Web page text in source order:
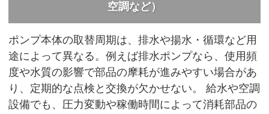
空調など）
ポンプ本体の取替周期は、排水や揚水・循環など用
途によって異なる。例えば排水ポンプなら、使用頻
度や水質の影響で部品の摩耗が進みやすい場合があ
り、定期的な点検と交換が欠かせない。 給水や空調
設備でも、圧力変動や稼働時間によって消耗部品の